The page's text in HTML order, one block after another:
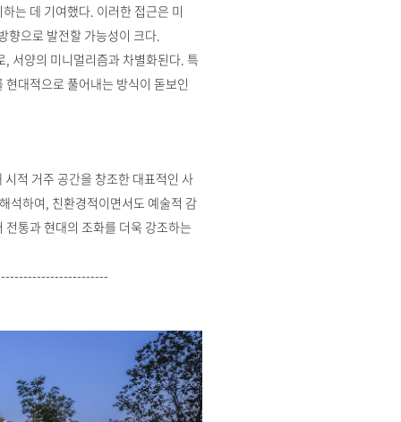
는 데 기여했다. 이러한 접근은 미
향으로 발전할 가능성이 크다.
서양의 미니멀리즘과 차별화된다. 특
대적으로 풀어내는 방식이 돋보인
적 거주 공간을 창조한 대표적인 사
석하여, 친환경적이면서도 예술적 감
통과 현대의 조화를 더욱 강조하는